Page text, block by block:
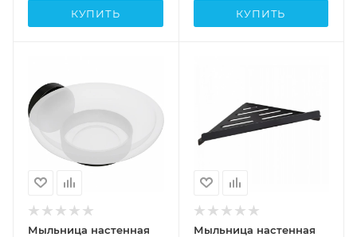
КУПИТЬ КУПИТЬ
Мыльница настенная
Мыльница настенная